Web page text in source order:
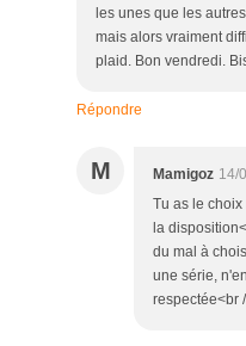
les unes que les
mais alors vraiment
plaid. Bon vendredi.
Répondre
M Mamigoz 14/
Tu as le choix
la
du mal à
une série,
respectée<br